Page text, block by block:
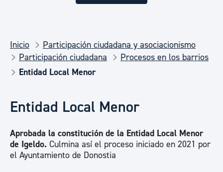
Inicio
Participación ciudadana y asociacionismo
Participación ciudadana
Procesos en los barrios
Entidad Local Menor
Entidad Local Menor
Aprobada la constitución de la Entidad Local Menor
de Igeldo. Culmina así el proceso iniciado en 2021 por
el Ayuntamiento de Donostia